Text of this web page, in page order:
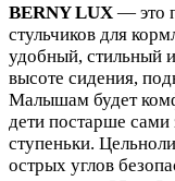
BERNY LUX — это
стульчиков для
удобный, стильный
высоте сидения,
Малышам будет
дети постарше
ступеньки.
острых углов